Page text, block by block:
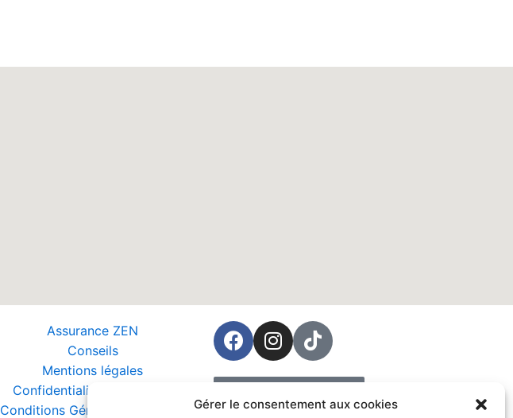
Gérer le consentement aux cookies
Assurance ZEN
Conseils
Mentions légales
Confidentialité et Données
Conditions Générales de Vente